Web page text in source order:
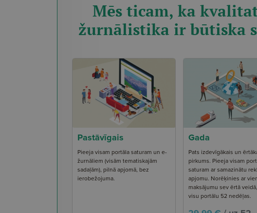
Mēs ticam, ka
žurnālistika ir būtiska
Pastāvīgais
Pieeja visam portāla saturam un e-
žurnāliem (visām tematiskajām
sadaļām), pilnā apjomā, bez
ierobežojuma.
Gada
Pats izdevīgākais un
pirkums. Pieeja visam
saturam ar samazinātu
apjomu. Norēķinies ar
maksājumu sev ērtā
visu portālu 52 nedēļas.